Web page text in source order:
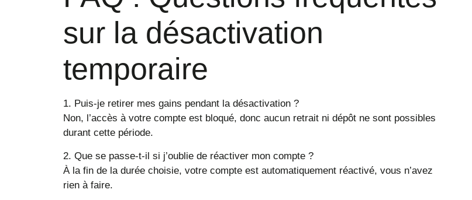
sur la désactivation
temporaire
1. Puis-je retirer mes gains pendant la désactivation ?
Non, l’accès à votre compte est bloqué, donc aucun retrait ni dépôt ne sont possibles
durant cette période.
2. Que se passe-t-il si j’oublie de réactiver mon compte ?
À la fin de la durée choisie, votre compte est automatiquement réactivé, vous n’avez
rien à faire.